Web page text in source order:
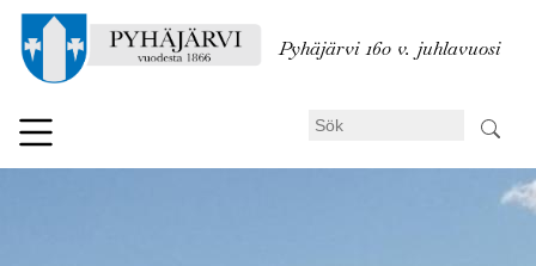
till
Pyhäjärvi 160 v. juhlavuosi
Sök